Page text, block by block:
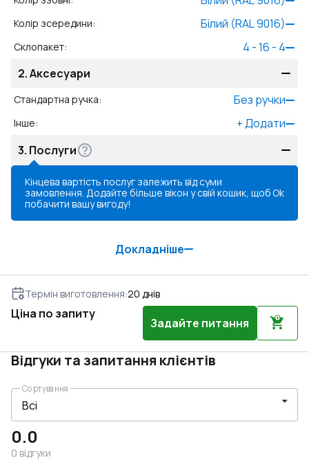
Колір зсередини: Білий (RAL 9016)
Склопакет:
4 - 16 - 4
2.Аксесуари
Стандартна ручка: Без ручки
Інше: +Додати
3. Послуги
Кінцева вартість послуг залежить від суми
замовлення. Додайте більше вікон у свій кошик, щоб
побачити вашу вигоду!
Ok
Докладніше
Термін виготовлення:20 днів
Ціна по запиту
Задайте питання
Відгуки та запитання клієнтів
0.0
0 відгуки
Сортування